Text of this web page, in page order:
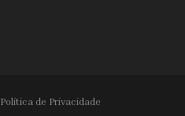
Política de Privacidade